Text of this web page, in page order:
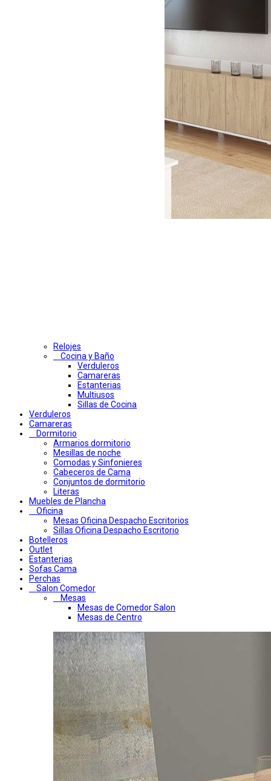
Relojes
Cocina y Baño
Verduleros
Camareras
Estanterias
Multiusos
Sillas de Cocina
Verduleros
Camareras
Dormitorio
Armarios dormitorio
Mesillas de noche
Comodas y Sinfonieres
Cabeceros de Cama
Conjuntos de dormitorio
Literas
Muebles de Plancha
Oficina
Mesas Oficina Despacho Escritorios
Sillas Oficina Despacho Escritorio
Botelleros
Outlet
Estanterias
Sofas Cama
Perchas
Salon Comedor
Mesas
Mesas de Comedor Salon
Mesas de Centro